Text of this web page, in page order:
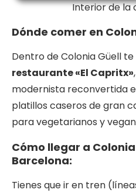
Interior de la
Dónde comer en
Dentro de Colonia Güell
restaurante «El Capritx»
modernista reconvertida
platillos caseros de gran
para vegetarianos y
Cómo llegar a
Barcelona:
Tienes que ir en tren